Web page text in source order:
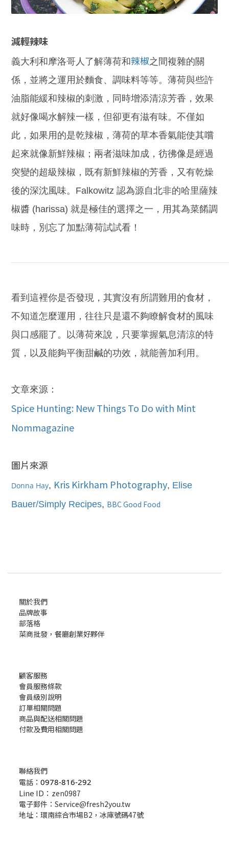
減輕辣味
義大利和摩洛哥人了解薄荷和辣椒之間複雜的關
係，並將之運用於麵食、調味料等等。薄荷與些許
油脂能緩和辣椒的刺激，同時增添清涼芳香，效果
就好像喝水解辣一樣，但卻更有滋有味。不僅如
此，如果用的是乾辣椒，薄荷的草本香氣能使其嚐
起來就像新鮮辣椒；兩者滋味加成，彷彿像是經過
突變的超級辣椒，既有新鮮辣椒的芳香，又有乾燥
後的深沈風味。Falkowitz 認為源自北非的哈里薩辣
椒醬 (harissa) 就是極佳的選擇之一，用其為菜餚調
味時，別忘了加點薄荷試試看！
看到這裡你是否發現，其實沒有所謂難用的食材，
不知道怎麼運用，往往只是還不夠瞭解食材的風味
與口感罷了。以薄荷來說，只要掌握氣息清涼的特
質，以及能夠平衡甜鹹的功效，就能善加利用。
文章來源：
Spice Hunting: New Things To Do with Mint
Nommagazine
圖片來源
Donna Hay, Kris Kirkham Photography, Elise
Bauer/Simply Recipes, BBC Good Food
關於我們
品牌故事
部落格
菜商批發，餐廳創業好夥伴
顧客服務
會員服務條款
會員級別說明
訂單相關問題
商品與配送相關問題
付款及費用相關問題
聯絡我們
電話： 0978-816-292
Line ID： zen0987
電子郵件：Service@fresh2you.tw
地址：環南綜合市場B2，冰庫號碼47號